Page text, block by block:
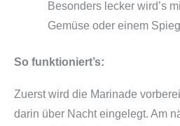
Besonders lecker wird’s
Gemüse oder einem
So funktioniert’s:
Zuerst wird die Marinade
darin über Nacht eingelegt. Am